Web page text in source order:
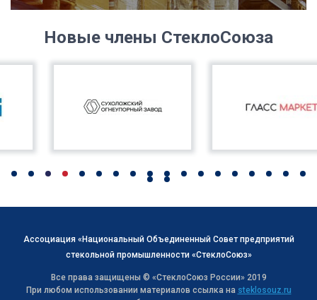
Новые члены СтеклоСоюза
Ассоциация «Национальный Объединенный Совет предприятий
стекольной промышленности «СтеклоСоюз»
Все права защищены © «СтеклоСоюз Роcсии» 2019
При любом использовании материалов ссылка на steklosouz.ru